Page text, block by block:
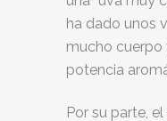
ha dado unos
mucho cuerpo
potencia
Por su parte,